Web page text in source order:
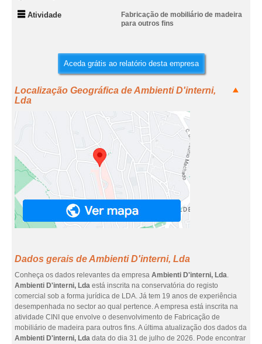
Atividade
Fabricação de mobiliário de madeira
para outros fins
Aceda grátis ao relatório desta empresa
Localização Geográfica de Ambienti D'interni,
Lda
Dados gerais de Ambienti D'interni, Lda
Conheça os dados relevantes da empresa Ambienti D'interni, Lda.
Ambienti D'interni, Lda está inscrita na conservatória do registo
comercial sob a forma jurídica de LDA. Já tem 19 anos de experiência
desempenhada no sector ao qual pertence. A empresa está inscrita na
atividade CINI que envolve o desenvolvimento de Fabricação de
mobiliário de madeira para outros fins. A última atualização dos dados da
Ambienti D'interni, Lda data do dia 31 de julho de 2026. Pode encontrar